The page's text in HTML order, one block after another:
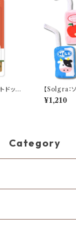
ドッグ
フレッ
【Solgra：
トロートイ(
¥1,210
Category